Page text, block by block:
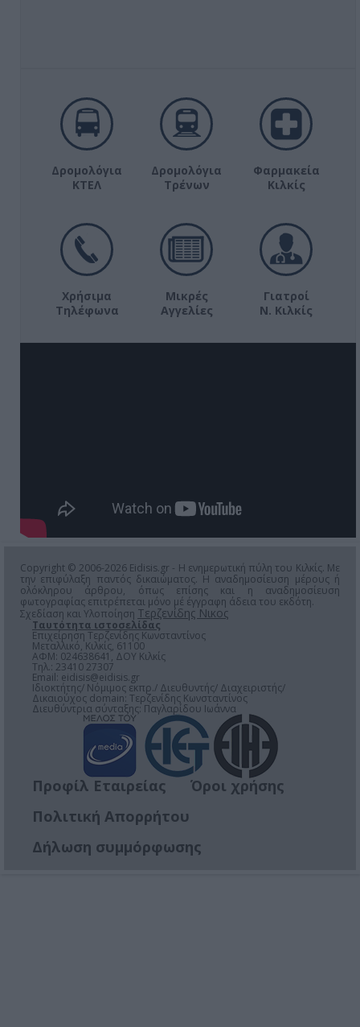
Δρομολόγια
ΚΤΕΛ
Δρομολόγια
Τρένων
Φαρμακεία
Κιλκίς
Χρήσιμα
Τηλέφωνα
Μικρές
Αγγελίες
Γιατροί
Ν. Κιλκίς
Copyright © 2006-2026 Eidisis.gr - Η ενημερωτική πύλη του Κιλκίς. Με
την επιφύλαξη παντός δικαιώματος. Η αναδημοσίευση μέρους ή
ολόκληρου άρθρου, όπως επίσης και η αναδημοσίευση
φωτογραφίας επιτρέπεται μόνο μέ έγγραφη άδεια του εκδότη.
Σχεδίαση και Υλοποίηση Τερζενίδης Νικος
Ταυτότητα ιστοσελίδας
Επιχείρηση Τερζενίδης Κωνσταντίνος
Μεταλλικό, Κιλκίς, 61100
ΑΦΜ: 024638641, ΔΟΥ Κιλκίς
Τηλ.: 23410 27307
Email: eidisis@eidisis.gr
Ιδιοκτήτης/ Νόμιμος εκπρ./ Διευθυντής/ Διαχειριστής/
Δικαιούχος domain: Τερζενίδης Κωνσταντίνος
Διευθύντρια σύνταξης: Παγλαρίδου Ιωάννα
Προφίλ Εταιρείας
Όροι χρήσης
Πολιτική Απορρήτου
Δήλωση συμμόρφωσης